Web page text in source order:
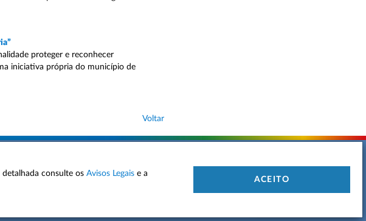
proteger e reconhecer
iniciativa própria do município de
Voltar
POLÍTICA DE PRIVACIDADE CONTACTOS
consulte os Avisos Legais e a
ACEITO